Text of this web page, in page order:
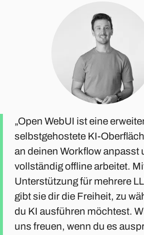
Open WebUI ist eine
selbstgehostete KI-
an deinen Workflow anpasst
vollständig offline arbeitet.
Unterstützung für mehrere
gibt sie dir die Freiheit, zu
du KI ausführen möchtest.
uns freuen, wenn du es